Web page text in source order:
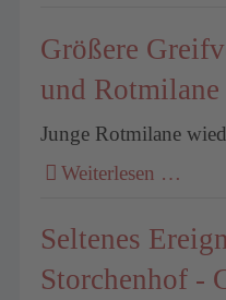
Größere
und Rotmilane
Junge Rotmilane
Weiterlesen …
Seltenes
Storchenhof -